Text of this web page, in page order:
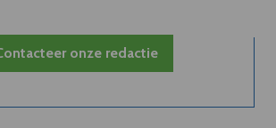
onze redactie